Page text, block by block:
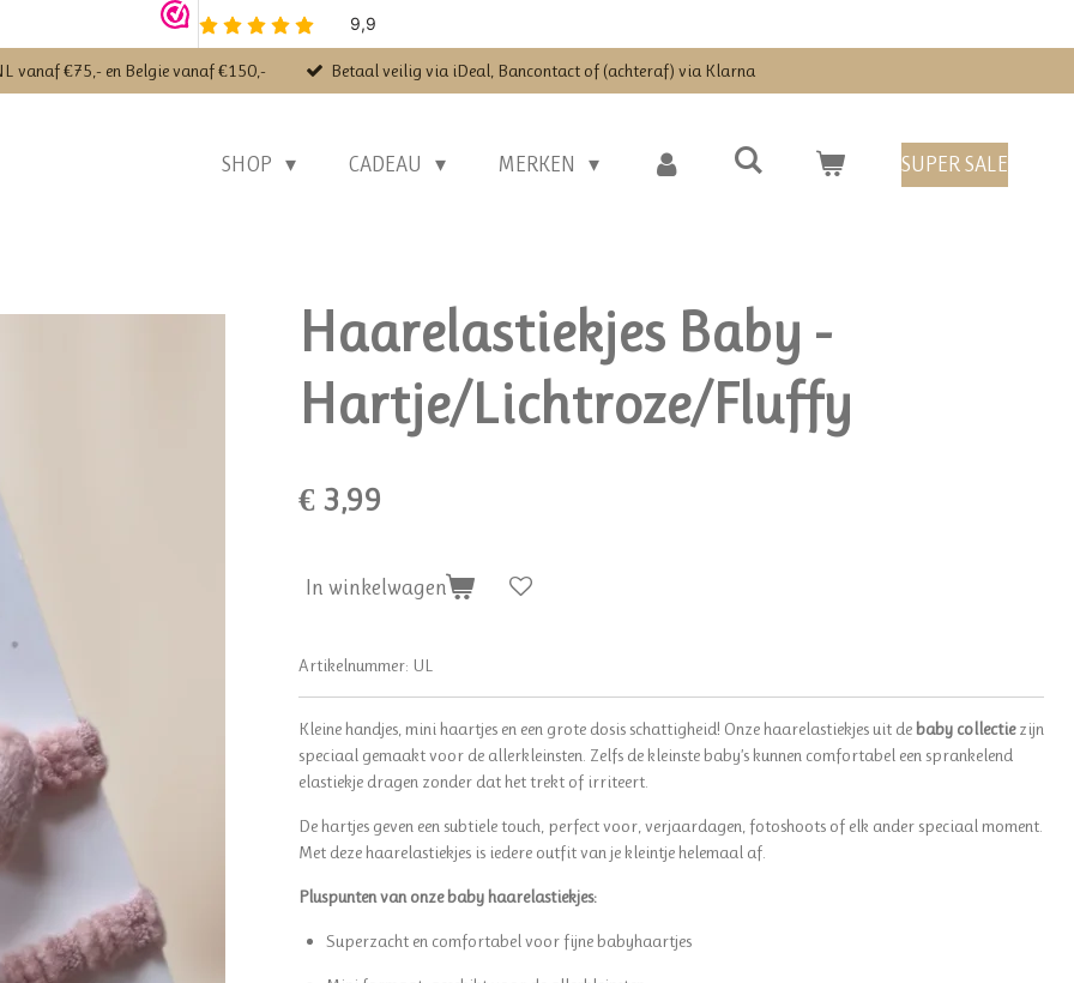
vanaf €75,- en Belgie vanaf €150,- Betaal veilig via iDeal, Bancontact of (achteraf) via Klarna
SHOP CADEAU MERKEN SUPER SALE
Haarelastiekjes Baby -
Hartje/Lichtroze/Fluffy
€ 3,99
In winkelwagen
Artikelnummer: UL
Kleine handjes, mini haartjes en een grote dosis schattigheid! Onze haarelastiekjes uit de baby collectiezijn
speciaal gemaakt voor de allerkleinsten. Zelfs de kleinste baby’s kunnen comfortabel een sprankelend
elastiekje dragen zonder dat het trekt of irriteert.
De hartjes geven een subtiele touch, perfect voor, verjaardagen, fotoshoots of elk ander speciaal moment.
Met deze haarelastiekjes is iedere outfit van je kleintje helemaal af.
Pluspunten van onze baby haarelastiekjes:
Superzacht en comfortabel voor fijne babyhaartjes